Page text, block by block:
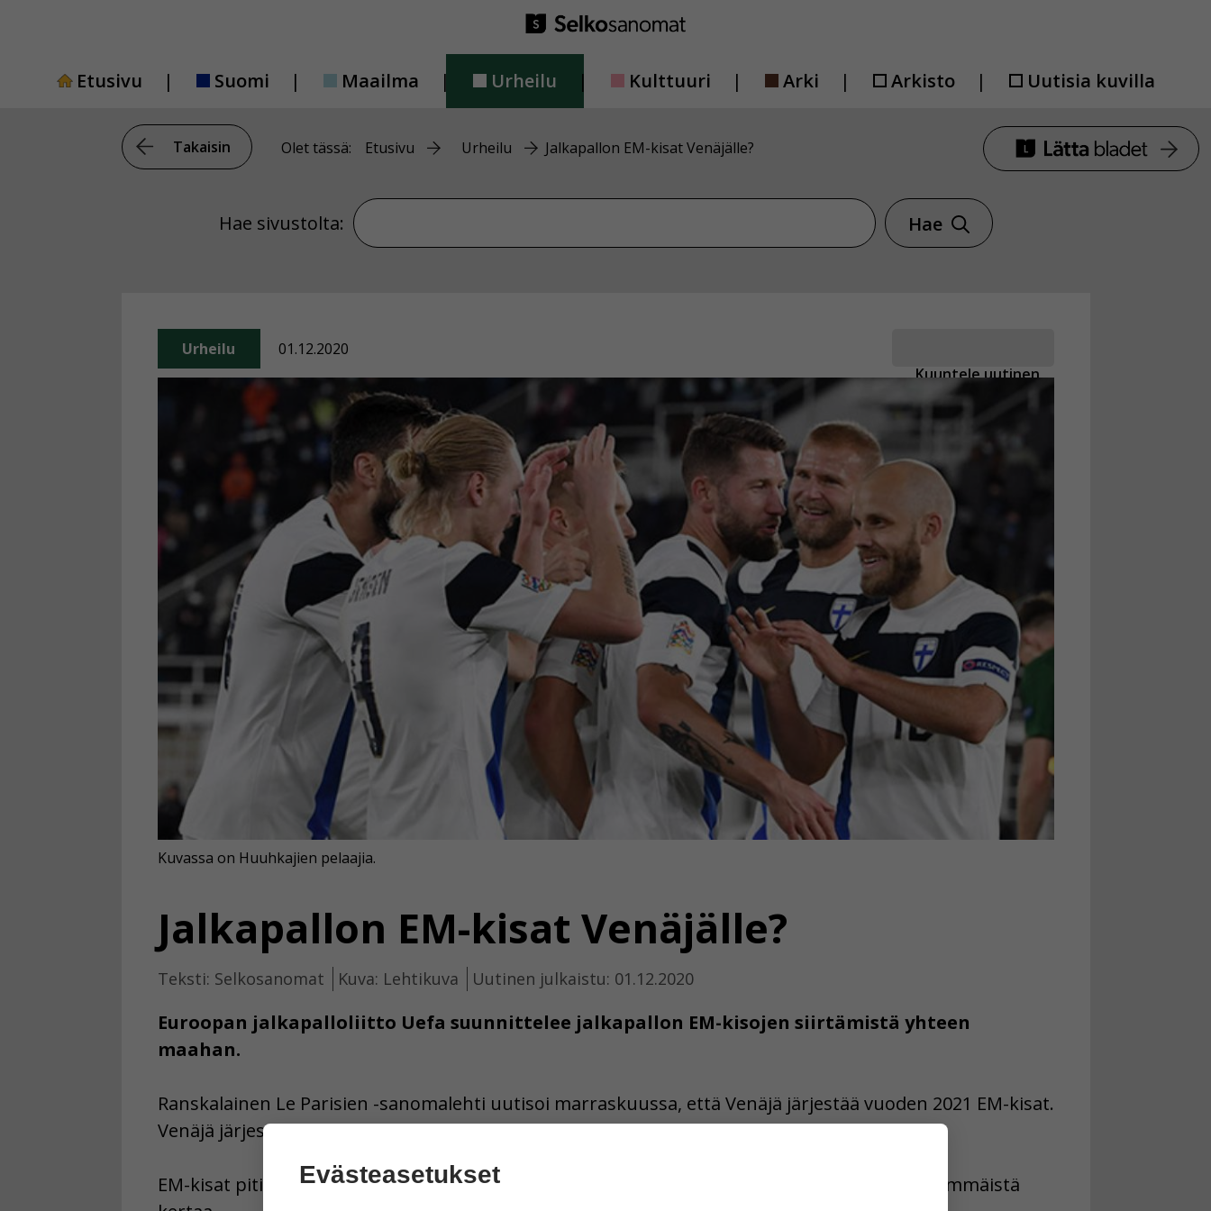
Etusivu
Suomi Maailma Urheilu Kulttuuri Arki Arkisto Uutisia kuvilla
Takaisin Olet tässä: Etusivu Urheilu Jalkapallon EM-kisat Venäjälle?
Hae sivustolta: Hae sivustolta
Hae
Kuuntele uutinen
Urheilu 01.12.2020
Jalkapallon EM-kisat Venäjälle?
Teksti: Selkosanomat Kuva: Lehtikuva Uutinen julkaistu: 01.12.2020
Euroopan jalkapalloliitto Uefa suunnittelee jalkapallon EM-kisojen siirtämistä yhteen
maahan.
Kuvassa on Huuhkajien pelaajia.
Ranskalainen Le Parisien -sanomalehti uutisoi marraskuussa, että Venäjä järjestää vuoden 2021 EM-kisat.
Venäjä järjesti vuoden 2018 jalkapallon MM-kisat.
EM-kisat piti järjestää kesällä 2020 12 eri Euroopan maassa. Suomi pääsi mukan kisoihin ensimmäistä
Evästeasetukset